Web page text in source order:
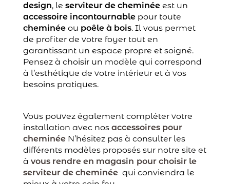
design, le serviteur de cheminéeest un
accessoire incontournablepour toute
cheminéeou poêle à bois. Il vous permet
de profiter de votre foyer tout en
garantissant un espace propre et soigné.
Pensez à choisir un modèle qui correspond
à l’esthétique de votre intérieur et à vos
besoins pratiques.
Vous pouvez également compléter votre
installation avec nos accessoires pour
cheminéeN’hésitez pas à consulter les
différents modèles proposés sur notre site et
à vous rendre en magasin pour choisir le
serviteur de cheminéequi conviendra le